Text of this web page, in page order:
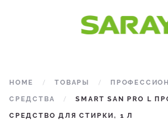
Skip to main content
HOME ТОВАРЫ
СРЕДСТВА SMART SAN PRO L
СРЕДСТВО ДЛЯ СТИРКИ, 1 Л